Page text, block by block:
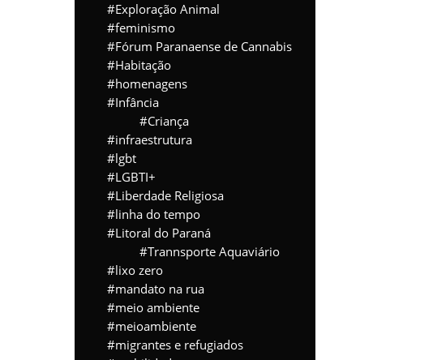
Exploração Animal
feminismo
Fórum Paranaense de Cannabis
Habitação
homenagens
Infância
Criança
infraestrutura
lgbt
LGBTI+
Liberdade Religiosa
linha do tempo
Litoral do Paraná
Trannsporte Aquaviário
lixo zero
mandato na rua
meio ambiente
meioambiente
migrantes e refugiados